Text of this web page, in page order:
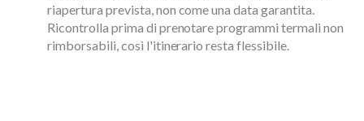
riapertura prevista, non come una data garantita.
Ricontrolla prima di prenotare programmi termali non
rimborsabili, così l'itinerario resta flessibile.